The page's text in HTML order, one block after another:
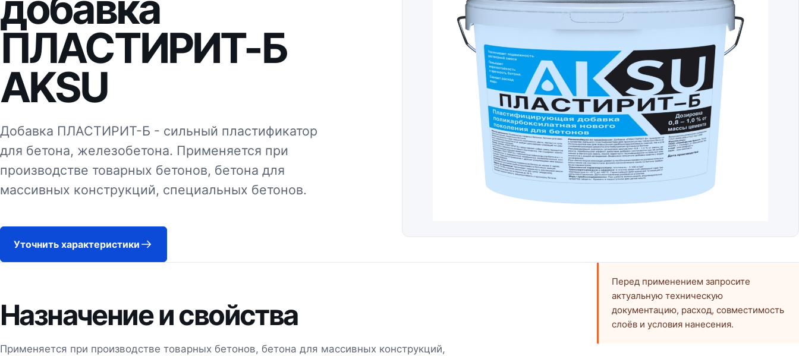
ПЛАСТИРИТ-Б
AKSU
Добавка ПЛАСТИРИТ-Б - сильный пластификатор
для бетона, железобетона. Применяется при
производстве товарных бетонов, бетона для
массивных конструкций, специальных бетонов.
Уточнить характеристики
Назначение и свойства
Применяется при производстве товарных бетонов, бетона для массивных конструкций,
Перед применением запросите
актуальную техническую
документацию, расход, совместимость
слоёв и условия нанесения.